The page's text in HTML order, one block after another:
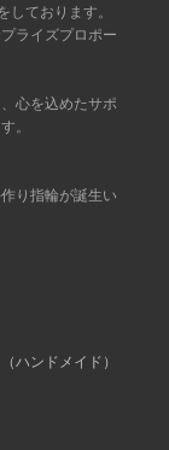
ております。
ライズプロポー
心を込めたサポ
。
り指輪が誕生い
（ハンドメイド）